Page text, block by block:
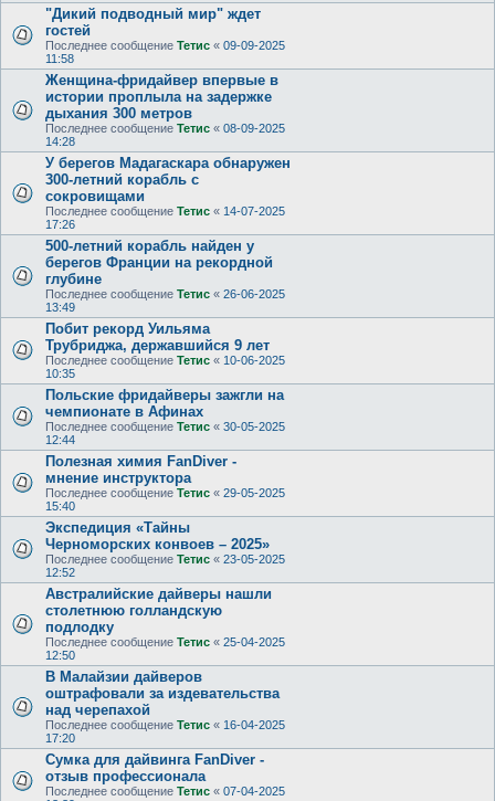
"Дикий подводный мир" ждет
гостей
Последнее сообщение Тетис « 09-09-2025
11:58
Женщина-фридайвер впервые в
истории проплыла на задержке
дыхания 300 метров
Последнее сообщение Тетис « 08-09-2025
14:28
У берегов Мадагаскара обнаружен
300-летний корабль с
сокровищами
Последнее сообщение Тетис « 14-07-2025
17:26
500-летний корабль найден у
берегов Франции на рекордной
глубине
Последнее сообщение Тетис « 26-06-2025
13:49
Побит рекорд Уильяма
Трубриджа, державшийся 9 лет
Последнее сообщение Тетис « 10-06-2025
10:35
Польские фридайверы зажгли на
чемпионате в Афинах
Последнее сообщение Тетис « 30-05-2025
12:44
Полезная химия FanDiver -
мнение инструктора
Последнее сообщение Тетис « 29-05-2025
15:40
Экспедиция «Тайны
Черноморских конвоев – 2025»
Последнее сообщение Тетис « 23-05-2025
12:52
Австралийские дайверы нашли
столетнюю голландскую
подлодку
Последнее сообщение Тетис « 25-04-2025
12:50
В Малайзии дайверов
оштрафовали за издевательства
над черепахой
Последнее сообщение Тетис « 16-04-2025
17:20
Сумка для дайвинга FanDiver -
отзыв профессионала
Последнее сообщение Тетис « 07-04-2025